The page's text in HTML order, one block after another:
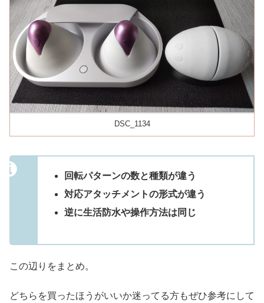
DSC_1134
回転パターンの数と種類が違う
対応アタッチメントの形式が違う
逆に生活防水や操作方法は同じ
この辺りをまとめ。
どちらを買ったほうがいいか迷ってる方もぜひ参考にして